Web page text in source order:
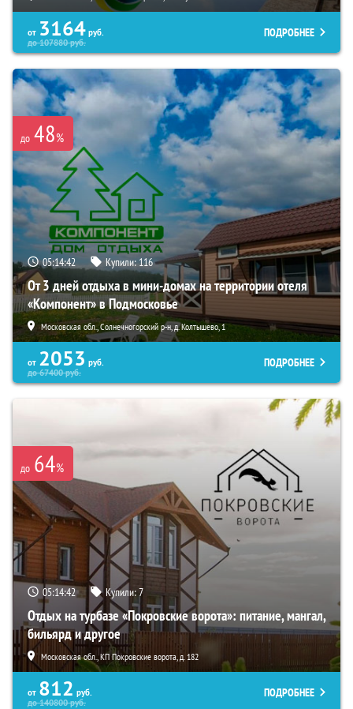
от 3164 руб.
до107880руб.
ПОДРОБНЕЕ
до 48%
05:14:40 Купили: 116
От 3 дней отдыха в мини-домах на территории отеля
«Компонент» в Подмосковье
Московская обл., Солнечногорский р-н, д. Колтышево, 1
от 2053 руб.
до67400руб.
ПОДРОБНЕЕ
до 64%
05:14:40 Купили:7
Отдых на турбазе «Покровские ворота»: питание, мангал,
бильярд и другое
Московская обл., КП Покровские ворота, д. 182
от 812 руб.
до140800руб.
ПОДРОБНЕЕ